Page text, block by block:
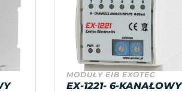
MODUŁY EIB EXOTEC
EX-1221- 6-KANAŁOWY